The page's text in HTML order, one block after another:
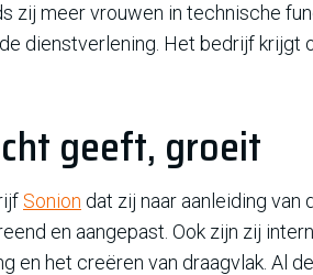
zij meer vrouwen in technische
dienstverlening. Het bedrijf krijgt
geeft, groeit
Sonion dat zij naar aanleiding
en aangepast. Ook zijn zij
en het creëren van draagvlak. Al